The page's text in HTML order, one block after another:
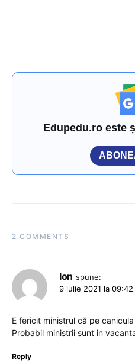
Edupedu.ro este
2 COMMENTS
Ion spune:
9 iulie 2021 la 09:42
E fericit ministrul că pe
Probabil ministrii sunt in
Reply